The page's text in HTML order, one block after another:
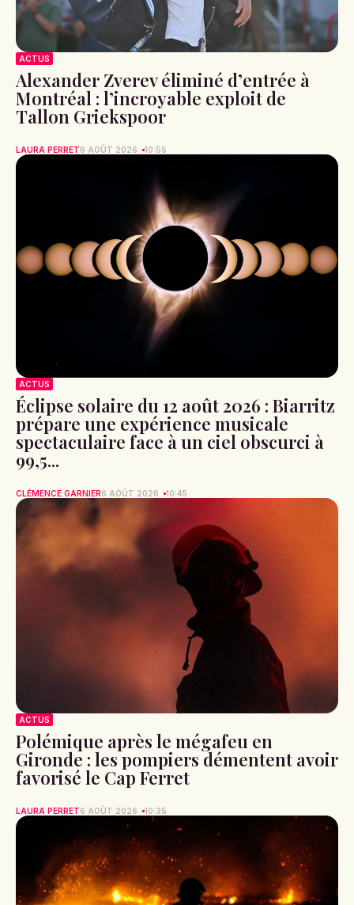
ACTUS
Alexander Zverev éliminé d’entrée à
Montréal : l’incroyable exploit de
Tallon Griekspoor
LAURA PERRET6 AOÛT 2026 10:55
ACTUS
Éclipse solaire du 12 août 2026 : Biarritz
prépare une expérience musicale
spectaculaire face à un ciel obscurci à
99,5...
CLÉMENCE GARNIER6 AOÛT 2026 10:45
ACTUS
Polémique après le mégafeu en
Gironde : les pompiers démentent avoir
favorisé le Cap Ferret
LAURA PERRET6 AOÛT 2026 10:35